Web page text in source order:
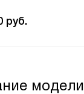
руб.
модели